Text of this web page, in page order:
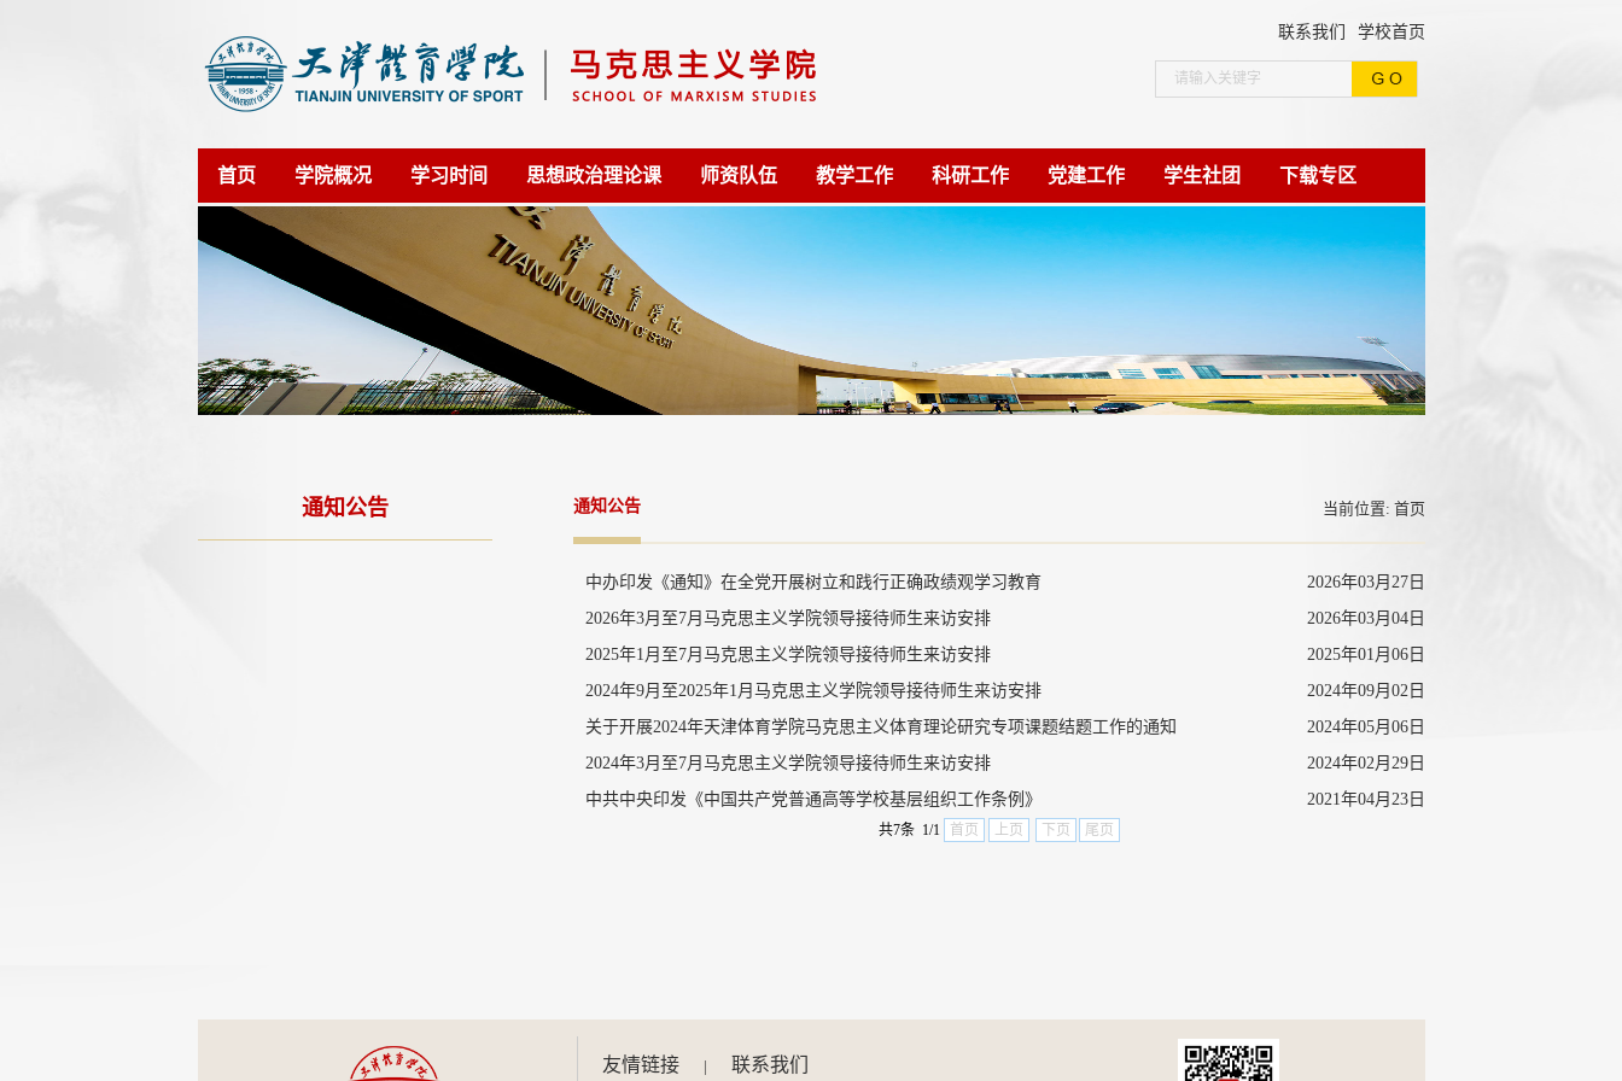
学校首页
联系我们
首页 学院概况 学习时间 思想政治理论课 师资队伍 教学工作 科研工作 党建工作 学生社团 下载专区
通知公告 通知公告 当前位置: 首页
中办印发《通知》在全党开展树立和践行正确政绩观学习教育
2026年03月27日
2026年3月至7月马克思主义学院领导接待师生来访安排
2026年03月04日
2025年1月至7月马克思主义学院领导接待师生来访安排
2025年01月06日
2024年9月至2025年1月马克思主义学院领导接待师生来访安排
2024年09月02日
关于开展2024年天津体育学院马克思主义体育理论研究专项课题结题工作的通知
2024年05月06日
2024年3月至7月马克思主义学院领导接待师生来访安排
2024年02月29日
中共中央印发《中国共产党普通高等学校基层组织工作条例》
2021年04月23日
共7条 1/1 首页 上页 下页 尾页
友情链接 | 联系我们